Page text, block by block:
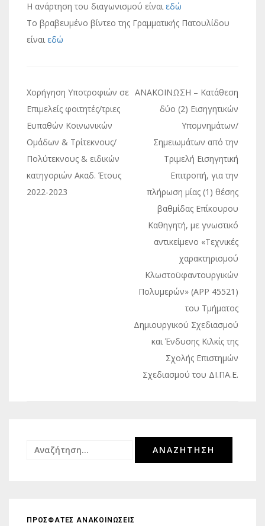
Η ανάρτηση του διαγωνισμού είναιεδώ
Το βραβευμένο βίντεο της Γραμματικής Πατουλίδου
είναιεδώ
Πλοήγηση
άρθρων
Χορήγηση Υποτροφιών σε
Επιμελείς φοιτητές/τριες
Ευπαθών Κοινωνικών
Ομάδων & Τρίτεκνους/
Πολύτεκνους & ειδικών
κατηγοριών Ακαδ. Έτους
2022-2023
ΑΝΑΚΟΙΝΩΣΗ – Κατάθεση
δύο (2) Εισηγητικών
Υπομνημάτων/
Σημειωμάτων από την
Τριμελή Εισηγητική
Επιτροπή, για την
πλήρωση μίας (1) θέσης
βαθμίδας Επίκουρου
Καθηγητή, με γνωστικό
αντικείμενο «Τεχνικές
χαρακτηρισμού
Κλωστοϋφαντουργικών
Πολυμερών» (ΑΡΡ 45521)
του Τμήματος
Δημιουργικού Σχεδιασμού
και Ένδυσης Κιλκίς της
Σχολής Επιστημών
Σχεδιασμού του ΔΙ.ΠΑ.Ε.
Αναζήτηση
ΠΡΟΣΦΑΤΕΣ ΑΝΑΚΟΙΝΩΣΕΙΣ